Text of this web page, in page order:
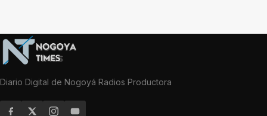
Diario Digital de Nogoyá Radios Productora